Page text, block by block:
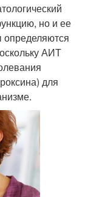
но и ее
АИТ
для